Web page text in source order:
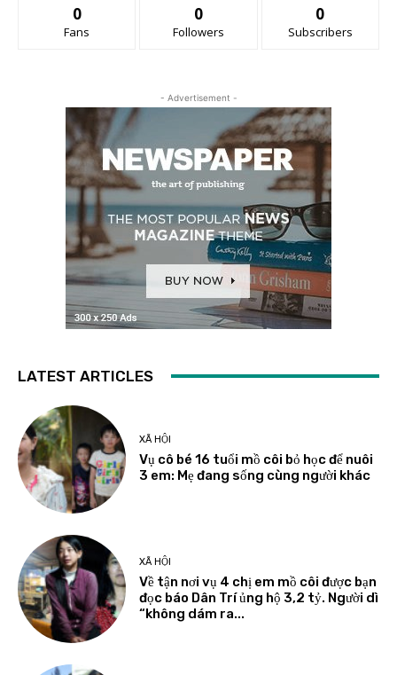
0
Fans
0
Followers
0
Subscribers
- Advertisement -
LATEST ARTICLES
XÃ HỘI
Vụ cô bé 16 tuổi mồ côi bỏ học để nuôi
3 em: Mẹ đang sống cùng người khác
XÃ HỘI
Về tận nơi vụ 4 chị em mồ côi được bạn
đọc báo Dân Trí ủng hộ 3,2 tỷ. Người dì
“không dám ra...